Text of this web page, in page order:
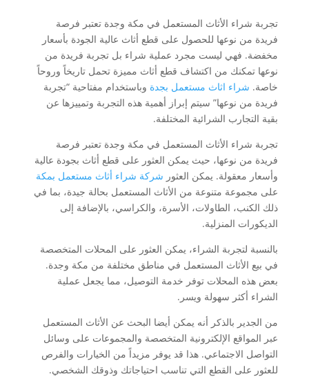
تجربة شراء الأثاث المستعمل في مكة وجدة تعتبر فرصة
فريدة من نوعها للحصول على قطع أثاث عالية الجودة بأسعار
مخفضة. فهي ليست مجرد عملية شراء بل تجربة فريدة من
نوعها تمكنك من اكتشاف قطع أثاث مميزة تحمل تاريخاً وروحاً
خاصة. شراء اثاث مستعمل بجدة وباستخدام مفتاحية “تجربة
فريدة من نوعها” سيتم إبراز أهمية هذه التجربة وتمييزها عن
بقية التجارب الشرائية المختلفة.
تجربة شراء الأثاث المستعمل في مكة وجدة تعتبر فرصة
فريدة من نوعها، حيث يمكن العثور على قطع أثاث بجودة عالية
وأسعار معقولة. يمكن العثور شركة شراء أثاث مستعمل بمكة
على مجموعة متنوعة من الأثاث المستعمل بحالة جيدة، بما في
ذلك الكنب، الطاولات، الأسرة، والكراسي، بالإضافة إلى
الديكورات المنزلية.
بالنسبة لتجربة الشراء، يمكن العثور على المحلات المتخصصة
في بيع الأثاث المستعمل في مناطق مختلفة من مكة وجدة.
بعض هذه المحلات توفر خدمة التوصيل، مما يجعل عملية
الشراء أكثر سهولة ويسر.
من الجدير بالذكر أنه يمكن أيضا البحث عن الأثاث المستعمل
عبر المواقع الإلكترونية المتخصصة والمجموعات على وسائل
التواصل الاجتماعي. هذا قد يوفر مزيداً من الخيارات والفرص
للعثور على القطع التي تناسب احتياجاتك وذوقك الشخصي.